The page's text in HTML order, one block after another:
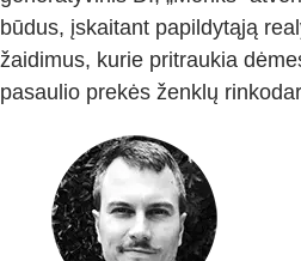
būdus, įskaitant papildytąją
žaidimus, kurie pritraukia
pasaulio prekės ženklų